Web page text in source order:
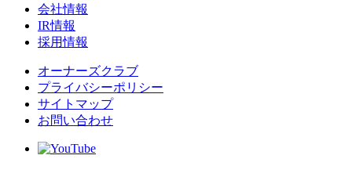
会社情報
IR情報
採用情報
オーナーズクラブ
プライバシーポリシー
サイトマップ
お問い合わせ